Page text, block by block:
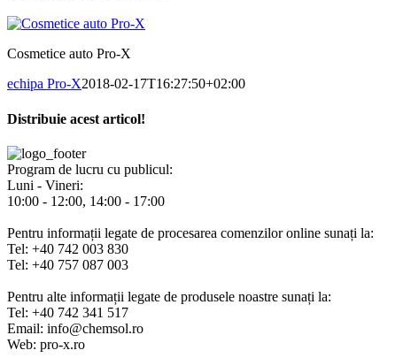
Cosmetice auto Pro-X
echipa Pro-X2018-02-17T16:27:50+02:00
Distribuie acest articol!
Facebook
X
Pinterest
E-
mail:
Program de lucru cu publicul:
Luni - Vineri:
10:00 - 12:00, 14:00 - 17:00
Pentru informații legate de procesarea comenzilor online sunați la:
Tel: +40 742 003 830
Tel: +40 757 087 003
Pentru alte informații legate de produsele noastre sunați la:
Tel: +40 742 341 517
Email: info@chemsol.ro
Web: pro-x.ro